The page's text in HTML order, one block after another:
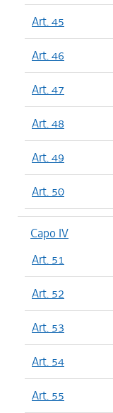
Art. 45
Art. 46
Art. 47
Art. 48
Art. 49
Art. 50
Capo IV
Art. 51
Art. 52
Art. 53
Art. 54
Art. 55